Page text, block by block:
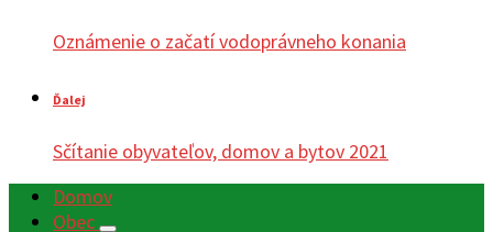
Oznámenie o začatí vodoprávneho konania
Ďalej
Sčítanie obyvateľov, domov a bytov 2021
Domov
Obec